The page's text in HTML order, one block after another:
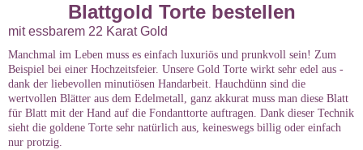
Blattgold Torte bestellen
mit essbarem 22 Karat Gold
Manchmal im Leben muss es einfach luxuriös und prunkvoll sein! Zum
Beispiel bei einer Hochzeitsfeier. Unsere Gold Torte wirkt sehr edel aus -
dank der liebevollen minutiösen Handarbeit. Hauchdünn sind die
wertvollen Blätter aus dem Edelmetall, ganz akkurat muss man diese Blatt
für Blatt mit der Hand auf die Fondanttorte auftragen. Dank dieser Technik
sieht die goldene Torte sehr natürlich aus, keineswegs billig oder einfach
nur protzig.